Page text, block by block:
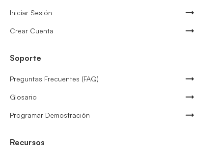
Iniciar Sesión
Crear Cuenta
Soporte
Preguntas Frecuentes (FAQ)
Glosario
Programar Demostración
Recursos